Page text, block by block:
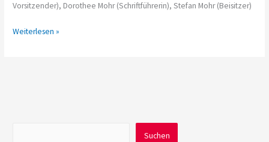
Vorsitzender), Dorothee Mohr (Schriftführerin), Stefan Mohr (Beisitzer)
Neuer
Weiterlesen »
Suchen